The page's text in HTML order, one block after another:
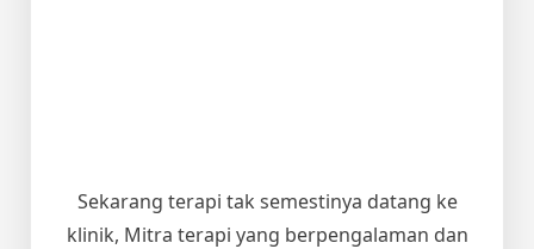
Sekarang terapi tak semestinya datang ke
klinik, Mitra terapi yang berpengalaman dan